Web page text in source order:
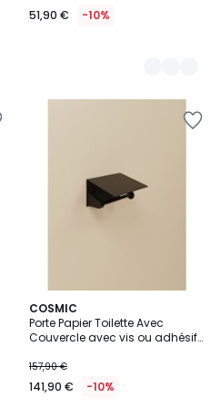
51,90 € -10%
COSMIC
Porte Papier Toilette Avec
Couvercle avec vis ou adhésif
157,90 €
141,90 € -10%